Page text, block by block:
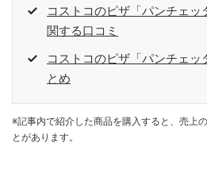
コストコのピザ「パンチェッ
関する口コミ
コストコのピザ「パンチェッ
とめ
※記事内で紹介した商品を購入すると、売上
とがあります。